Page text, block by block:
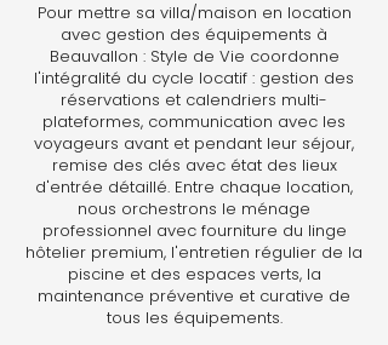
Pour mettre sa villa/maison en location
avec gestion des équipements à
Beauvallon : Style de Vie coordonne
l'intégralité du cycle locatif : gestion des
réservations et calendriers multi-
plateformes, communication avec les
voyageurs avant et pendant leur séjour,
remise des clés avec état des lieux
d'entrée détaillé. Entre chaque location,
nous orchestrons le ménage
professionnel avec fourniture du linge
hôtelier premium, l'entretien régulier de la
piscine et des espaces verts, la
maintenance préventive et curative de
tous les équipements.